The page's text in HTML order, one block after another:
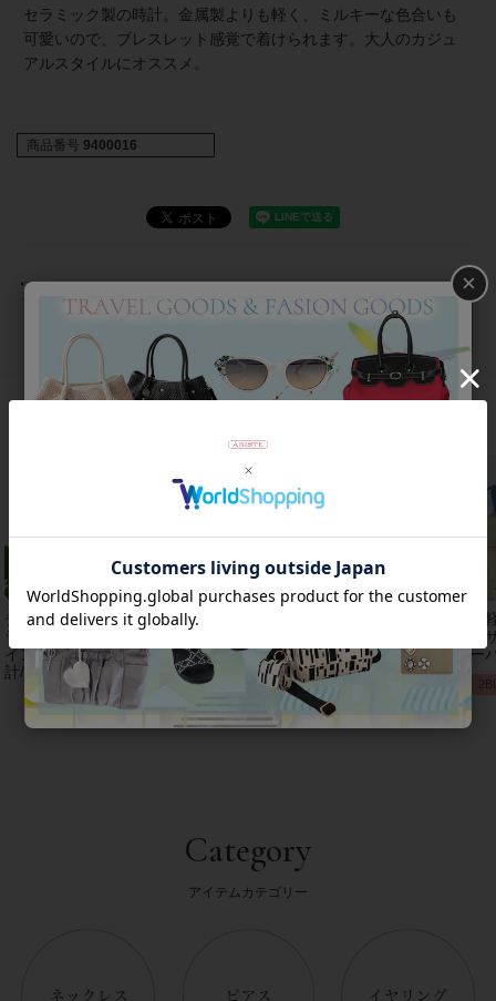
セラミック製の時計。金属製よりも軽く、ミルキーな色合いも
可愛いので、ブレスレット感覚で着けられます。大人のカジュ
アルスタイルにオススメ。
商品番号 9400016
チェコクリスタルガ
ラス立体リボンデザ
インベルト時
計/9240001
【アンジェラカプッ
チ】イタリア製大ぶ
りイヤリン
グ/3021010-
ジルコニアフラワー
ネックレス/1021016
【
レ
ー
Category
アイテムカテゴリー
×